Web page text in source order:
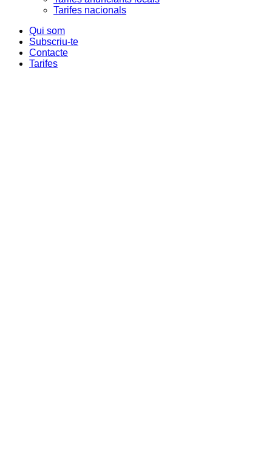
Tarifes nacionals
Qui som
Subscriu-te
Contacte
Tarifes